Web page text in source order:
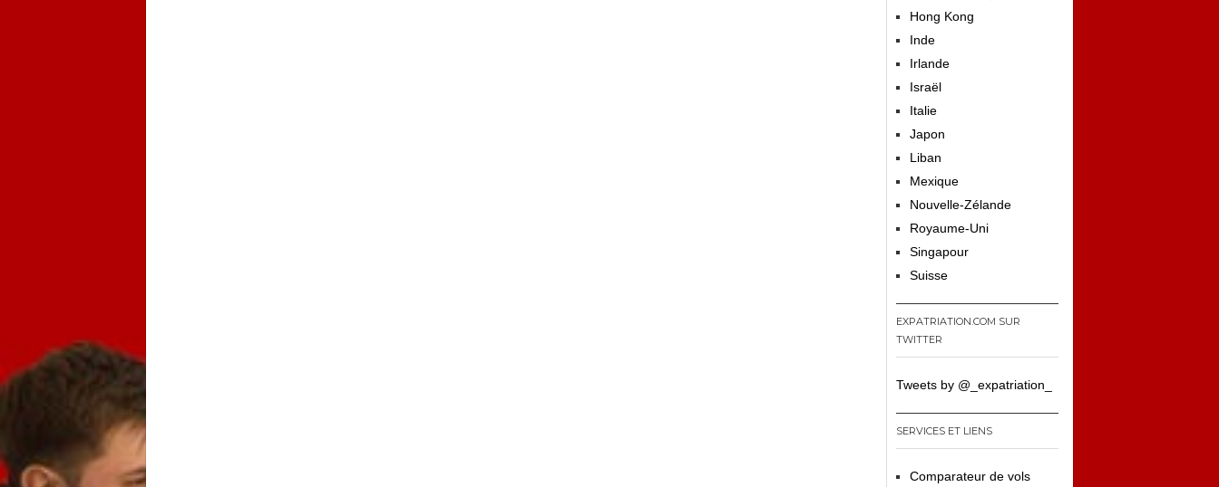
Hong Kong
Inde
Irlande
Israël
Italie
Japon
Liban
Mexique
Nouvelle-Zélande
Royaume-Uni
Singapour
Suisse
EXPATRIATION.COM SUR
TWITTER
Tweets by @_expatriation_
SERVICES ET LIENS
Comparateur de vols